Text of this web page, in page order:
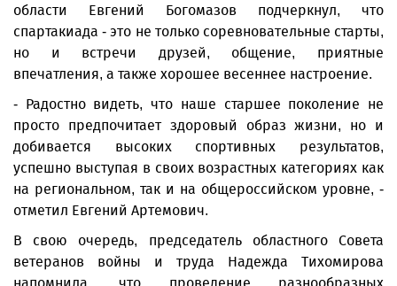
области Евгений Богомазов подчеркнул, что
спартакиада - это не только соревновательные старты,
но и встречи друзей, общение, приятные
впечатления, а также хорошее весеннее настроение.
- Радостно видеть, что наше старшее поколение не
просто предпочитает здоровый образ жизни, но и
добивается высоких спортивных результатов,
успешно выступая в своих возрастных категориях как
на региональном, так и на общероссийском уровне, -
отметил Евгений Артемович.
В свою очередь, председатель областного Совета
ветеранов войны и труда Надежда Тихомирова